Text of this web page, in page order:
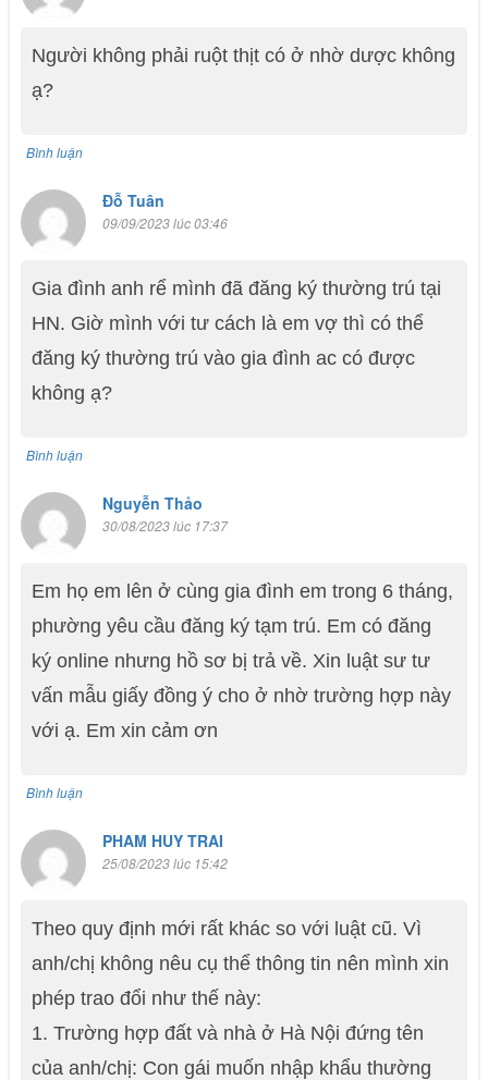
Người không phải ruột thịt có ở nhờ dược không
ạ?
Bình luận
Đỗ Tuân
09/09/2023 lúc 03:46
Gia đình anh rể mình đã đăng ký thường trú tại
HN. Giờ mình với tư cách là em vợ thì có thể
đăng ký thường trú vào gia đình ac có được
không ạ?
Bình luận
Nguyễn Thảo
30/08/2023 lúc 17:37
Em họ em lên ở cùng gia đình em trong 6 tháng,
phường yêu cầu đăng ký tạm trú. Em có đăng
ký online nhưng hồ sơ bị trả về. Xin luật sư tư
vấn mẫu giấy đồng ý cho ở nhờ trường hợp này
với ạ. Em xin cảm ơn
Bình luận
PHAM HUY TRAI
25/08/2023 lúc 15:42
Theo quy định mới rất khác so với luật cũ. Vì
anh/chị không nêu cụ thể thông tin nên mình xin
phép trao đổi như thế này:
1. Trường hợp đất và nhà ở Hà Nội đứng tên
của anh/chị: Con gái muốn nhập khẩu thường